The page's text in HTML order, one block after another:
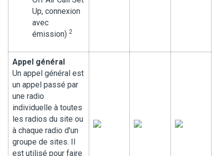
Up, connexion
avec
émission) 2
Appel général
Un appel général est
un appel passé par
une radio
individuelle à toutes
les radios du site ou
à chaque radio d'un
groupe de sites. Il
est utilisé pour faire